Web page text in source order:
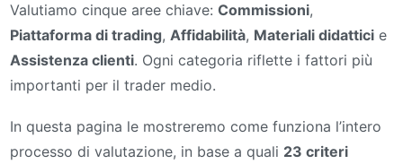
Valutiamo cinque aree chiave: Commissioni,
Piattaforma di trading, Affidabilità, Materiali didattici e
Assistenza clienti. Ogni categoria riflette i fattori più
importanti per il trader medio.
In questa pagina le mostreremo come funziona l’intero
processo di valutazione, in base a quali 23 criteri